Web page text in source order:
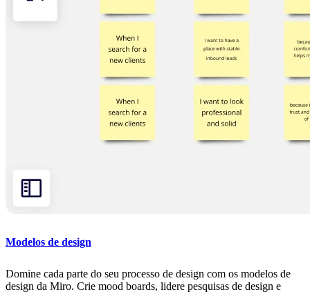
Modelos de design
Domine cada parte do seu processo de design com os modelos de
design da Miro. Crie mood boards, lidere pesquisas de design e